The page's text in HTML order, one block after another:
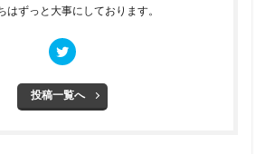
はずっと大事にしております。
投稿一覧へ